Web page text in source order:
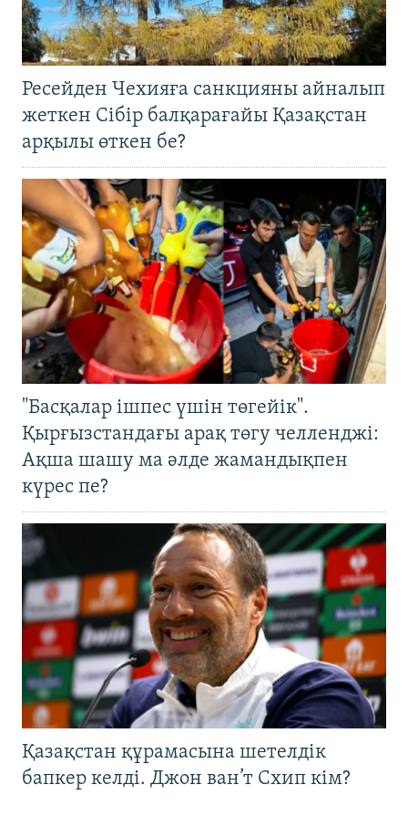
Ресейден Чехияға санкцияны айналып
жеткен Сібір балқарағайы Қазақстан
арқылы өткен бе?
"Басқалар ішпес үшін төгейік".
Қырғызстандағы арақ төгу челленджі:
Ақша шашу ма әлде жамандықпен
күрес пе?
Қазақстан құрамасына шетелдік
бапкер келді. Джон ван’т Схип кім?